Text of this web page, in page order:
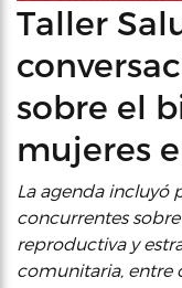
Taller
sobre el
mujeres
La agenda incluyó
concurrentes
reproductiva y
comunitaria, entre